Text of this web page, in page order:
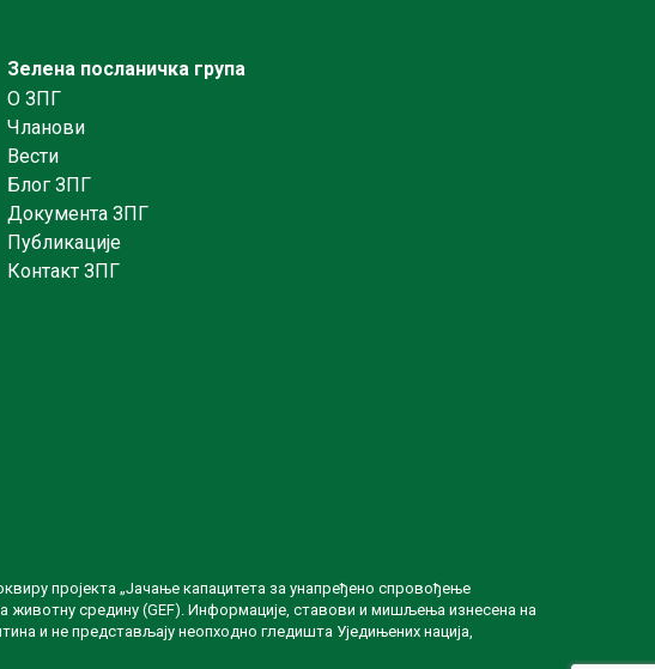
Зелена посланичка група
О ЗПГ
Чланови
Вести
Блог ЗПГ
Документа ЗПГ
Публикације
Контакт ЗПГ
пројекта „Јачање капацитета за унапређено спровођење
животну средину (GEF). Информације, ставови и мишљења изнесена на
и не представљају неопходно гледишта Уједињених нација,